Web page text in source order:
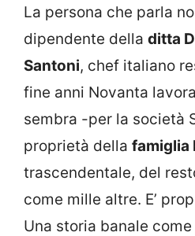
La persona che parla
dipendente della ditta
Santoni, chef italiano
fine anni Novanta
sembra -per la società
proprietà della famiglia
trascendentale, del
come mille altre. E’
Una storia banale